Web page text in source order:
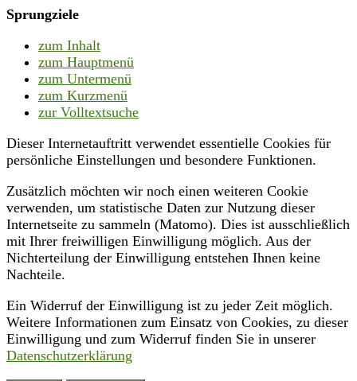
Sprungziele
zum Inhalt
zum Hauptmenü
zum Untermenü
zum Kurzmenü
zur Volltextsuche
Dieser Internetauftritt verwendet essentielle Cookies für
persönliche Einstellungen und besondere Funktionen.
Zusätzlich möchten wir noch einen weiteren Cookie
verwenden, um statistische Daten zur Nutzung dieser
Internetseite zu sammeln (Matomo). Dies ist ausschließlich
mit Ihrer freiwilligen Einwilligung möglich. Aus der
Nichterteilung der Einwilligung entstehen Ihnen keine
Nachteile.
Ein Widerruf der Einwilligung ist zu jeder Zeit möglich.
Weitere Informationen zum Einsatz von Cookies, zu dieser
Einwilligung und zum Widerruf finden Sie in unserer
Datenschutzerklärung